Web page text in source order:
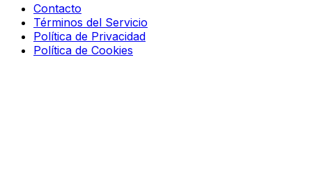
Contacto
Términos del Servicio
Política de Privacidad
Política de Cookies